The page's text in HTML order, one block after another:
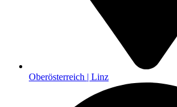
Oberösterreich | Linz